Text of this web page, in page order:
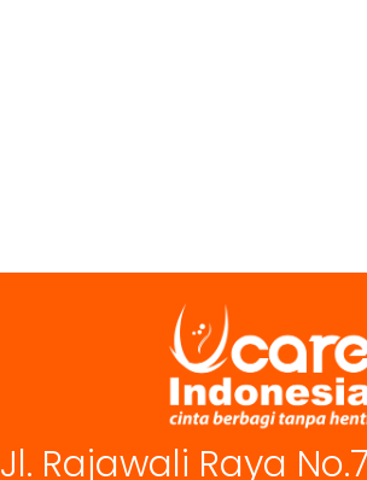
Jl. Rajawali Raya